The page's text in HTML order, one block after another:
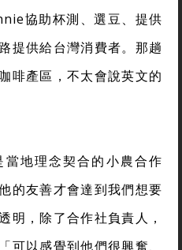
協助杯測、選豆、提供
提供給台灣消費者。那趟
啡產區，不太會說英文的
地理念契合的小農合作
的友善才會達到我們想要
明，除了合作社負責人，
可以感覺到他們很興奮、